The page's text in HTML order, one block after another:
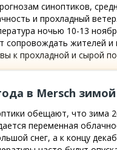
синоптиков,
и прохладный
ночью 10-13
сопровождать жителей
к прохладной и сырой
в Mersch зимой
обещают, что зима
переменная
снег, а к концу